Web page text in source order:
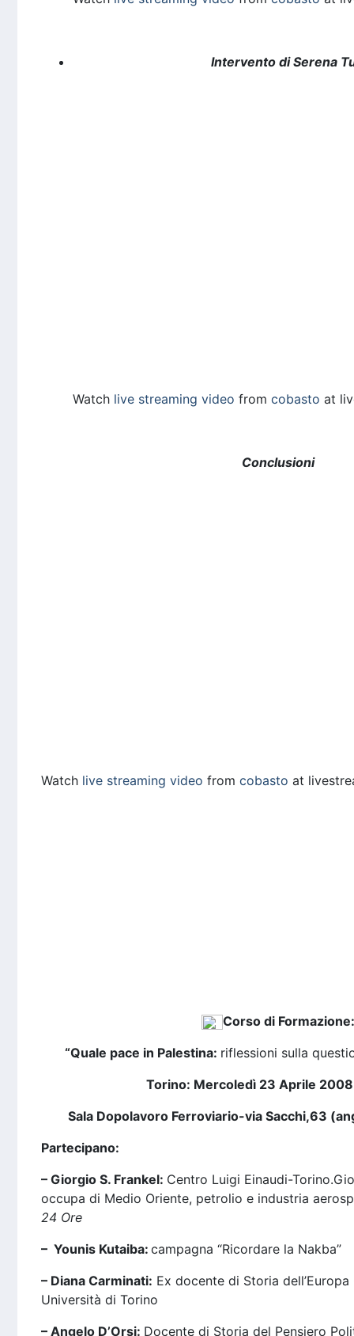
Intervento di Serena
Watch live streaming video from cobasto at
Conclusioni
Watch live streaming video from cobasto at
Corso di Formazione:
“Quale pace in Palestina: riflessioni sulla
Torino: Mercoledì 23 Aprile
Sala Dopolavoro Ferroviario-via Sacchi,63
Partecipano:
– Giorgio S. Frankel: Centro Luigi Einaudi-
occupa di Medio Oriente, petrolio e industria
24 Ore
– Younis Kutaiba: campagna “Ricordare la Nakba”
– Diana Carminati: Ex docente di Storia
Università di Torino
– Angelo D’Orsi: Docente di Storia del Pensiero